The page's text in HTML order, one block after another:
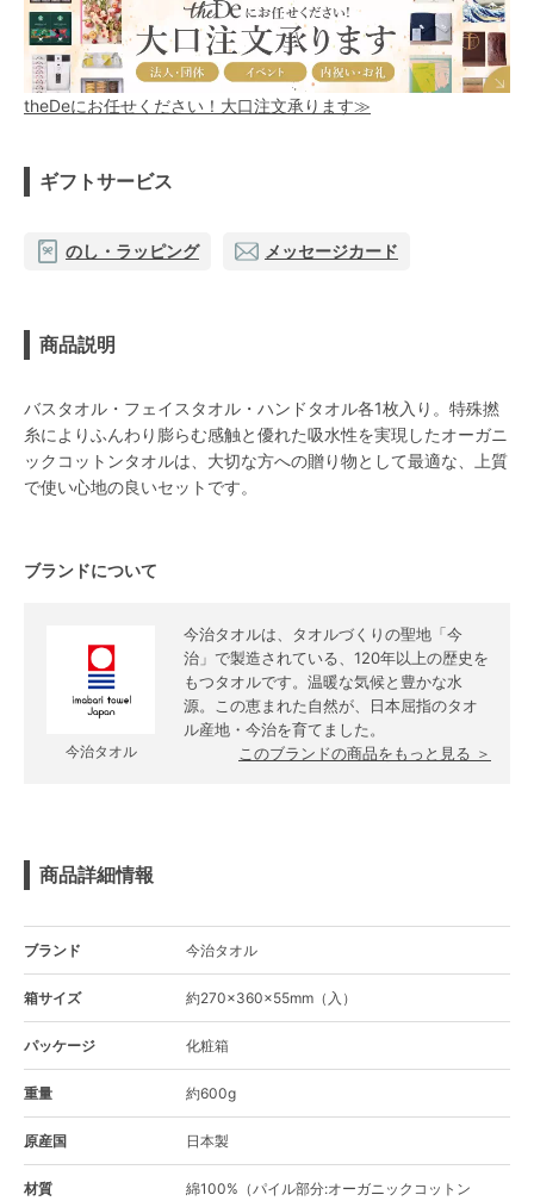
theDeにお任せください！大口注文承ります≫
ギフトサービス
のし・ラッピング メッセージカード
商品説明
バスタオル・フェイスタオル・ハンドタオル各1枚入り。特殊撚
糸によりふんわり膨らむ感触と優れた吸水性を実現したオーガニ
ックコットンタオルは、大切な方への贈り物として最適な、上質
で使い心地の良いセットです。
ブランドについて
今治タオル
今治タオルは、タオルづくりの聖地「今
治」で製造されている、120年以上の歴史を
もつタオルです。温暖な気候と豊かな水
源。この恵まれた自然が、日本屈指のタオ
ル産地・今治を育てました。
このブランドの商品をもっと見る ＞
商品詳細情報
ブランド 今治タオル
箱サイズ 約270×360×55mm（入）
パッケージ 化粧箱
重量 約600g
原産国 日本製
材質
綿100%（パイル部分:オーガニックコットン